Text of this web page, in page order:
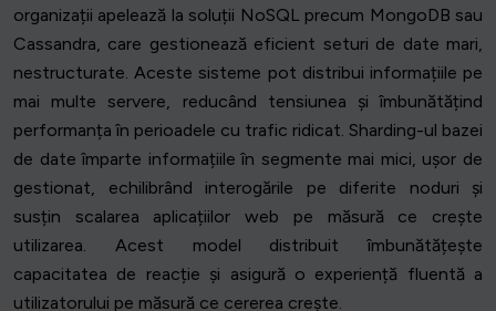
organizații apelează la soluții NoSQL precum MongoDB sau
Cassandra, care gestionează eficient seturi de date mari,
nestructurate. Aceste sisteme pot distribui informațiile pe
mai multe servere, reducând tensiunea și îmbunătățind
performanța în perioadele cu trafic ridicat. Sharding-ul bazei
de date împarte informațiile în segmente mai mici, ușor de
gestionat, echilibrând interogările pe diferite noduri și
susțin scalarea aplicațiilor web pe măsură ce crește
utilizarea. Acest model distribuit îmbunătățește
capacitatea de reacție și asigură o experiență fluentă a
utilizatorului pe măsură ce cererea crește.